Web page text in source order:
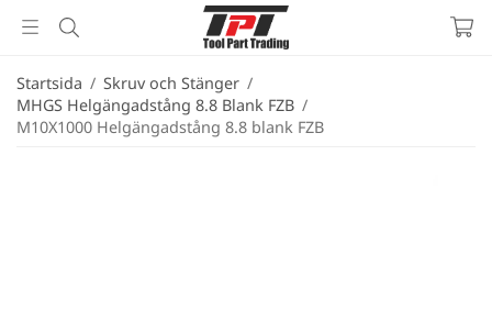
Startsida / Skruv och Stänger /
MHGS Helgängadstång 8.8 Blank FZB /
M10X1000 Helgängadstång 8.8 blank FZB